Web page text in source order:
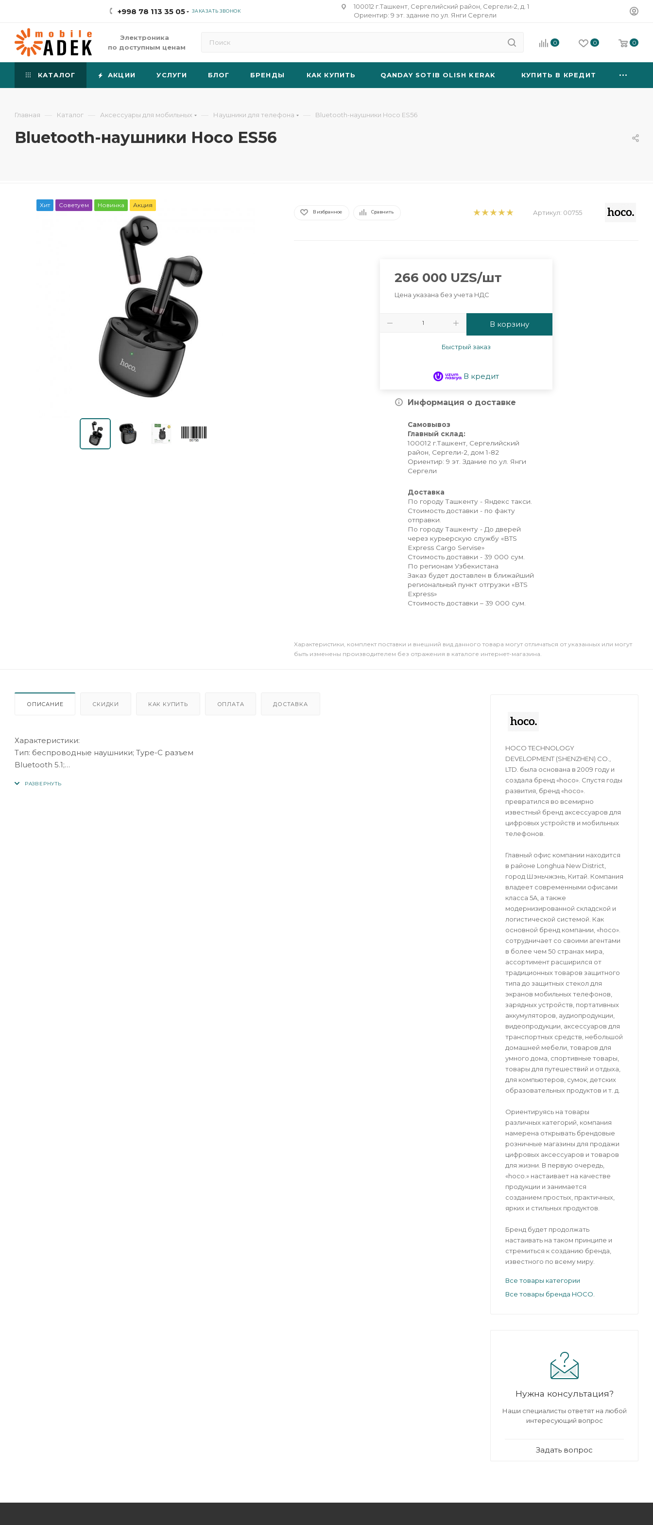
+998 78 113 35 05 ЗАКАЗАТЬ ЗВОНОК
100012 г.Ташкент, Сергелийский район, Сергели-2, д. 1
Ориентир: 9 эт. здание по ул. Янги Сергели
Электроника
по доступным ценам
0 0 0
КАТАЛОГ АКЦИИ УСЛУГИ БЛОГ БРЕНДЫ КАК КУПИТЬ QANDAY SOTIB OLISH KERAK КУПИТЬ В КРЕДИТ
Главная — Каталог — Аксессуары для мобильных — Наушники для телефона — Bluetooth-наушники Hoco ES56
Bluetooth-наушники Hoco ES56
Хит Советуем Новинка Акция
В избранное Сравнить Артикул: 00755
266 000 UZS/шт
Цена указана без учета НДС
В корзину
Быстрый заказ
В кредит
Информация о доставке
Самовывоз
Главный склад:
100012 г.Ташкент, Сергелийский
район, Сергели-2, дом 1-82
Ориентир: 9 эт. Здание по ул. Янги
Сергели
Доставка
По городу Ташкенту - Яндекс такси.
Стоимость доставки - по факту
отправки.
По городу Ташкенту - До дверей
через курьерскую службу «BTS
Express Cargo Servise»
Стоимость доставки - 39 000 сум.
По регионам Узбекистана
Заказ будет доставлен в ближайший
региональный пункт отгрузки «BTS
Express»
Стоимость доставки – 39 000 сум.
Xарактеристики, комплект поставки и внешний вид данного товара могут отличаться от указанных или могут
быть изменены производителем без отражения в каталоге интернет-магазина.
ОПИСАНИЕ СКИДКИ КАК КУПИТЬ ОПЛАТА ДОСТАВКА
Характеристики:
Тип: беспроводные наушники; Type-C разъем
Bluetooth 5.1;
HOCO TECHNOLOGY
DEVELOPMENT (SHENZHEN) CO.,
LTD. была основана в 2009 году и
создала бренд «hoco». Спустя годы
развития, бренд «hoco».
превратился во всемирно
известный бренд аксессуаров для
цифровых устройств и мобильных
телефонов.
Главный офис компании находится
в районе Longhua New District,
город Шэньчжэнь, Китай. Компания
владеет современными офисами
класса 5A, а также
модернизированной складской и
логистической системой. Как
основной бренд компании, «hoco».
сотрудничает со своими агентами
в более чем 50 странах мира,
ассортимент расширился от
традиционных товаров защитного
типа до защитных стекол для
экранов мобильных телефонов,
зарядных устройств, портативных
аккумуляторов, аудиопродукции,
видеопродукции, аксессуаров для
транспортных средств, небольшой
домашней мебели, товаров для
умного дома, спортивные товары,
товары для путешествий и отдыха,
для компьютеров, сумок, детских
образовательных продуктов и т. д.
Ориентируясь на товары
различных категорий, компания
намерена открывать брендовые
розничные магазины для продажи
цифровых аксессуаров и товаров
для жизни. В первую очередь,
«hoco.» настаивает на качестве
продукции и занимается
созданием простых, практичных,
ярких и стильных продуктов.
Бренд будет продолжать
настаивать на таком принципе и
стремиться к созданию бренда,
известного по всему миру.
Все товары категории
Все товары бренда HOCO.
Нужна консультация?
Наши специалисты ответят на любой
интересующий вопрос
Задать вопрос